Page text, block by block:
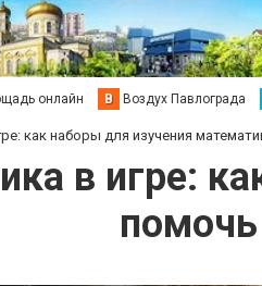
онлайн В Воздух Павлограда
как наборы для изучения
в игре: